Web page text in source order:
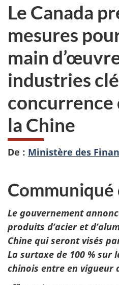
veux
pas
participer
au
sondage
du
site
web,
Le Canada
mesures
main
industries
concurrence
la Chine
De : Ministère des
Communiqué
Le gouvernement
produits d’acier et
Chine qui seront visés
La surtaxe de 100 % sur
chinois entre en vigueur